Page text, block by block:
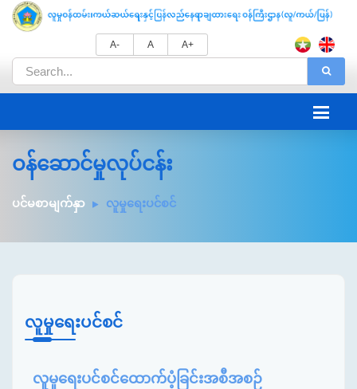
A- A A+
ဝန်ဆောင်မှုလုပ်ငန်း
ပင်မစာမျက်နှာ လူမှုရေးပင်စင်
လူမှုရေးပင်စင်
လူမှုရေးပင်စင်ထောက်ပံ့ခြင်းအစီအစဉ်